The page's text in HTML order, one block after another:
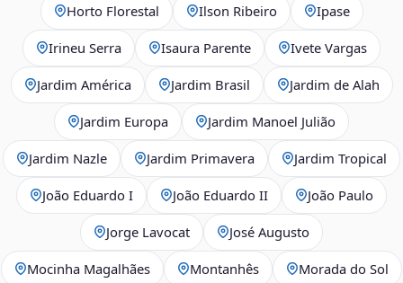
Horto Florestal Ilson Ribeiro Ipase
Irineu Serra Isaura Parente Ivete Vargas
Jardim América Jardim Brasil Jardim de Alah
Jardim Europa Jardim Manoel Julião
Jardim Nazle Jardim Primavera Jardim Tropical
João Eduardo I João Eduardo II João Paulo
Jorge Lavocat José Augusto
Mocinha Magalhães Montanhês Morada do Sol